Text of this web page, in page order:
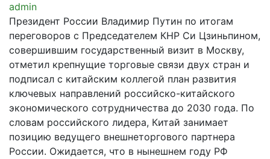
admin
Президент России Владимир Путин по итогам
переговоров с Председателем КНР Си Цзиньпином,
совершившим государственный визит в Москву,
отметил крепнущие торговые связи двух стран и
подписал с китайским коллегой план развития
ключевых направлений российско-китайского
экономического сотрудничества до 2030 года. По
словам российского лидера, Китай занимает
позицию ведущего внешнеторгового партнера
России. Ожидается, что в нынешнем году РФ